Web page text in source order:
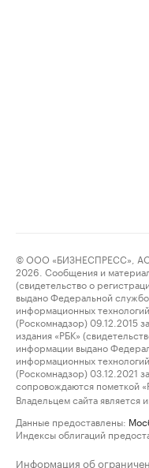
© ООО «БИЗНЕСПРЕСС»,
2026. Сообщения и
(свидетельство о
выдано Федеральной
информационных
(Роскомнадзор) 09.12.2015
издания «РБК»
информации выдано
информационных
(Роскомнадзор) 03.12.2021
сопровождаются пометкой
Владельцем сайта является
Данные предоставлены:
Индексы облигаций
Информация об